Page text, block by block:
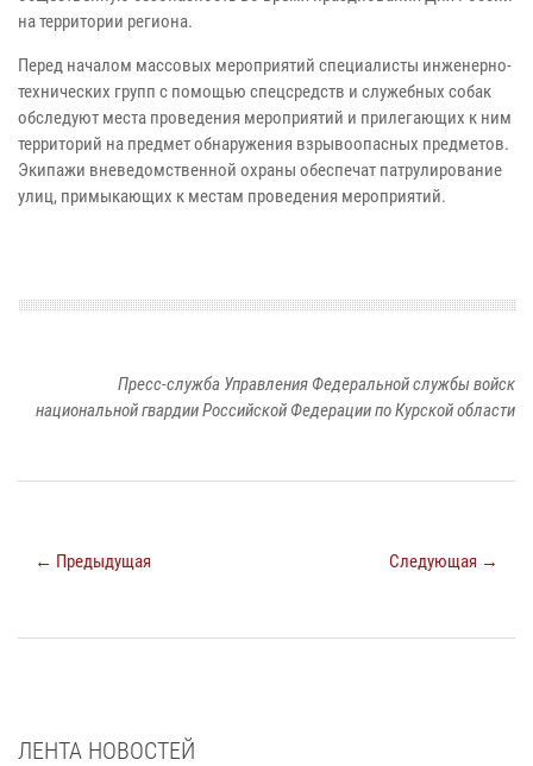
на территории региона.
Перед началом массовых мероприятий специалисты инженерно-
технических групп с помощью спецсредств и служебных собак
обследуют места проведения мероприятий и прилегающих к ним
территорий на предмет обнаружения взрывоопасных предметов.
Экипажи вневедомственной охраны обеспечат патрулирование
улиц, примыкающих к местам проведения мероприятий.
Пресс-служба Управления Федеральной службы войск
национальной гвардии Российской Федерации по Курской области
← Предыдущая Следующая →
ЛЕНТА НОВОСТЕЙ